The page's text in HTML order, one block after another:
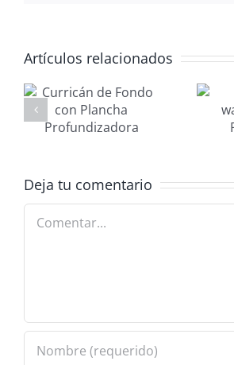
Artículos relacionados
Gestionar
waypoints
Deja tu comentario
Comentar